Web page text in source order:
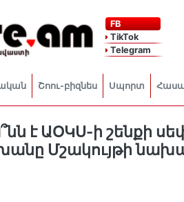
FB
TikTok
Telegram
Շոու-բիզնես Սպորտ
է ԱՕԿՍ-ի շենքի
Մշակույթի